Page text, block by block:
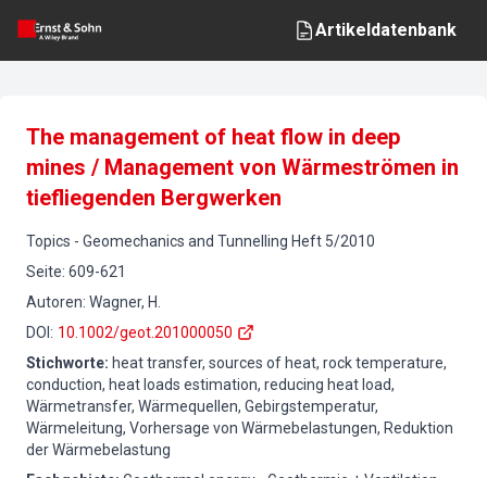
Artikeldatenbank
The management of heat flow in deep
mines / Management von Wärmeströmen in
tiefliegenden Bergwerken
Topics - Geomechanics and Tunnelling Heft 5/2010
Seite: 609-621
Autoren: Wagner, H.
DOI : 10.1002/geot.201000050
Stichworte: heat transfer, sources of heat, rock temperature,
conduction, heat loads estimation, reducing heat load,
Wärmetransfer, Wärmequellen, Gebirgstemperatur,
Wärmeleitung, Vorhersage von Wärmebelastungen, Reduktion
der Wärmebelastung